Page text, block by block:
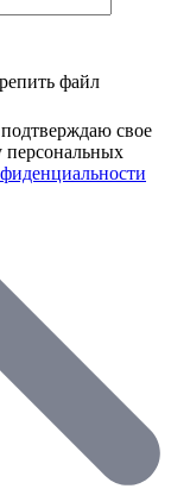
файл
свое
персональных